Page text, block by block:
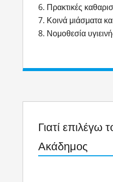
Πρακτικές
Κοινά μιάσματα
Νομοθεσία
Γιατί επιλέγω
Ακάδημος